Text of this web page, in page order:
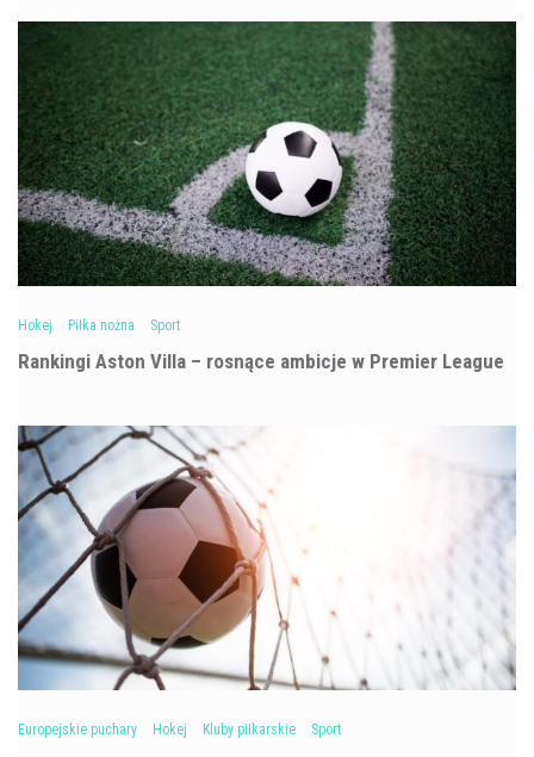
Hokej Piłka nożna Sport
Rankingi Aston Villa – rosnące ambicje w Premier League
Europejskie puchary Hokej Kluby piłkarskie Sport